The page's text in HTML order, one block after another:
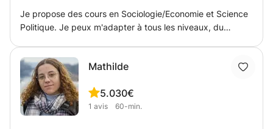
Je propose des cours en Sociologie/Economie et Science
Politique. Je peux m'adapter à tous les niveaux, du
Economie Gestion et suis actuellement en thèse.
Mathilde
5.0
1 avis
30€
60-min.